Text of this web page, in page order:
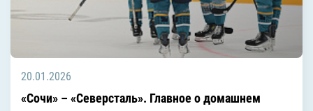
20.01.2026
«Сочи» – «Северсталь». Главное о домашнем